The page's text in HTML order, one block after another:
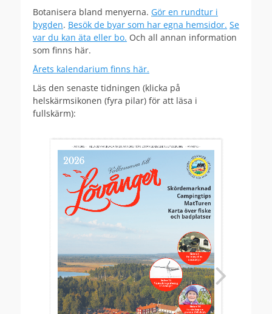
Botanisera bland menyerna. Gör en rundtur i
bygden. Besök de byar som har egna hemsidor. Se
var du kan äta eller bo. Och all annan information
som finns här.
Årets kalendarium finns här.
Läs den senaste tidningen (klicka på
helskärmsikonen (fyra pilar) för att läsa i
fullskärm):